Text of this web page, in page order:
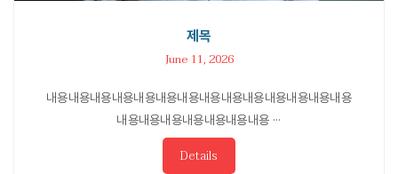
제목
June 11, 2026
내용내용내용내용내용내용내용내용내용내용내용내용내용내용
내용내용내용내용내용내용내용 ···
Details